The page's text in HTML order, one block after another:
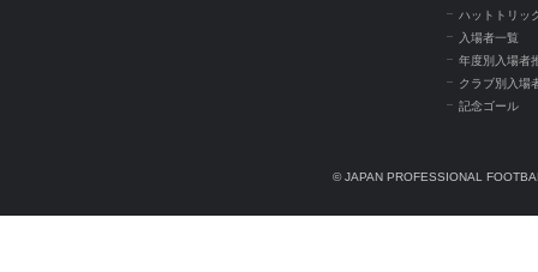
ハットトリッ
入場者一覧
年度別入場者
クラブ別入場
記念ゴール
© JAPAN PROFESSIONAL